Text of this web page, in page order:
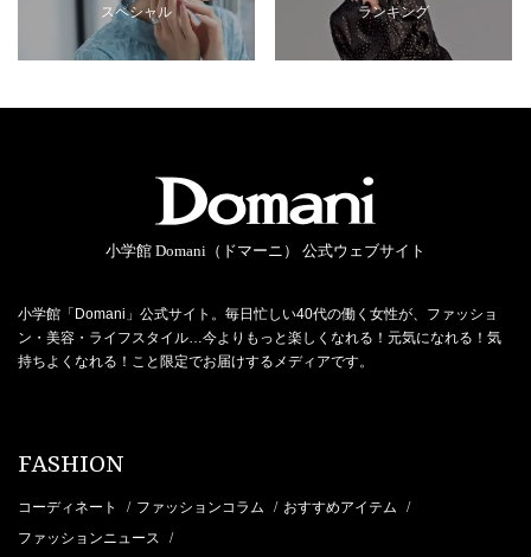
スペシャル ランキング
小学館 Domani（ドマーニ） 公式ウェブサイト
小学館「Domani」公式サイト。毎日忙しい40代の働く女性が、ファッショ
ン・美容・ライフスタイル…今よりもっと楽しくなれる！元気になれる！気
持ちよくなれる！こと限定でお届けするメディアです。
FASHION
コーディネート / ファッションコラム / おすすめアイテム /
ファッションニュース /